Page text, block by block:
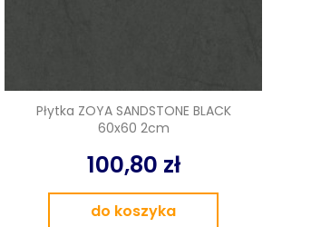
Płytka ZOYA SANDSTONE BLACK
60x60 2cm
100,80 zł
do koszyka